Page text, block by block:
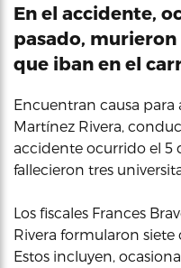
En el accidente,
pasado,
que iban en el
Encuentran causa para
Martínez Rivera,
accidente ocurrido el 5
fallecieron tres
Los fiscales Frances
Rivera formularon
Estos incluyen,